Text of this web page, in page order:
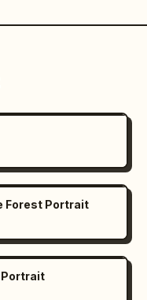
Forest Portrait
Portrait